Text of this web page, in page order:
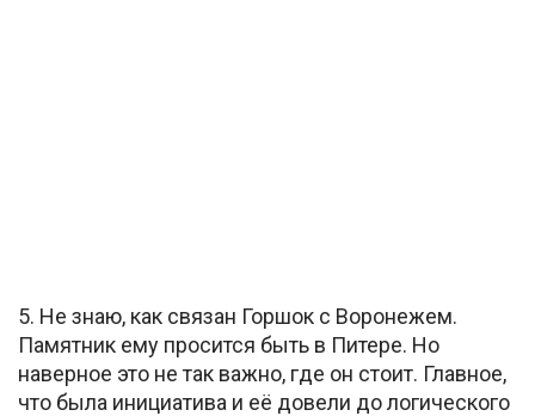
5. Не знаю, как связан Горшок с Воронежем.
Памятник ему просится быть в Питере. Но
наверное это не так важно, где он стоит. Главное,
что была инициатива и её довели до логического